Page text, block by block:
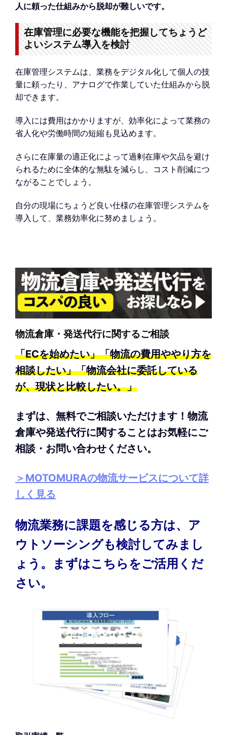
人に頼った仕組みから脱却が難しいです。
在庫管理に必要な機能を把握してちょうど
よいシステム導入を検討
在庫管理システムは、業務をデジタル化して個人の技
量に頼ったり、アナログで作業していた仕組みから脱
却できます。
導入には費用はかかりますが、効率化によって業務の
省人化や労働時間の短縮も見込めます。
さらに在庫量の適正化によって過剰在庫や欠品を避け
られるために全体的な無駄を減らし、コスト削減につ
ながることでしょう。
自分の現場にちょうど良い仕様の在庫管理システムを
導入して、業務効率化に努めましょう。
物流倉庫・発送代行に関するご相談
「ECを始めたい」「物流の費用ややり方を
相談したい」「物流会社に委託している
が、現状と比較したい。」
まずは、無料でご相談いただけます！物流
倉庫や発送代行に関することはお気軽にご
相談・お問い合わせください。
＞MOTOMURAの物流サービスについて詳
しく見る
物流業務に課題を感じる方は、ア
ウトソーシングも検討してみまし
ょう。まずはこちらをご活用くだ
さい。